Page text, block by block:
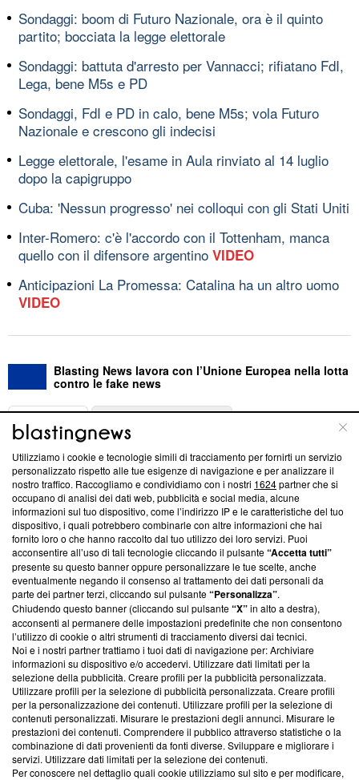
Sondaggi: boom di Futuro Nazionale, ora è il quinto
partito; bocciata la legge elettorale
Sondaggi: battuta d'arresto per Vannacci; rifiatano FdI,
Lega, bene M5s e PD
Sondaggi, FdI e PD in calo, bene M5s; vola Futuro
Nazionale e crescono gli indecisi
Legge elettorale, l'esame in Aula rinviato al 14 luglio
dopo la capigruppo
Cuba: 'Nessun progresso' nei colloqui con gli Stati Uniti
Inter-Romero: c'è l'accordo con il Tottenham, manca
quello con il difensore argentino VIDEO
Anticipazioni La Promessa: Catalina ha un altro uomo
VIDEO
Blasting News lavora con l’Unione Europea nella lotta
contro le fake news
ABOUT
Questa sezione offre informazioni trasparenti su Blasting
News, sui nostri processi editoriali e su come ci impegniamo a
creare news di qualità. Inoltre, afferma la nostra aderenza a
‘Trust Project - News with Integrity’Blasting News non è
ancora membro del programma, ma ha richiesto di farne
parte; Trust Project non ha ancora effettuato una verifica di
conformità agli standard.
Su di noi
Team editoriale
Corporate
Redazione
Informativa Privacy
Cookie Policy
Blasting SA, IDI CHE-247.845.224, Via Carlo Frasca, 3 - 6900
Utilizziamo i cookie e tecnologie simili di tracciamento per fornirti un servizio
personalizzato rispetto alle tue esigenze di navigazione e per analizzare il
nostro traffico. Raccogliamo e condividiamo con i nostri 1624partner che si
occupano di analisi dei dati web, pubblicità e social media, alcune
informazioni sul tuo dispositivo, come l’indirizzo IP e le caratteristiche del tuo
dispositivo, i quali potrebbero combinarle con altre informazioni che hai
fornito loro o che hanno raccolto dal tuo utilizzo dei loro servizi. Puoi
acconsentire all’uso di tali tecnologie cliccando il pulsante“Accetta tutti”
presente su questo banner oppure personalizzare le tue scelte, anche
eventualmente negando il consenso al trattamento dei dati personali da
parte dei partner terzi, cliccando sul pulsante“Personalizza”.
Chiudendo questo banner (cliccando sul pulsante“X”in alto a destra),
acconsenti al permanere delle impostazioni predefinite che non consentono
l’utilizzo di cookie o altri strumenti di tracciamento diversi dai tecnici.
Noi e i nostri partner trattiamo i tuoi dati di navigazione per: Archiviare
informazioni su dispositivo e/o accedervi. Utilizzare dati limitati per la
selezione della pubblicità. Creare profili per la pubblicità personalizzata.
Utilizzare profili per la selezione di pubblicità personalizzata. Creare profili
per la personalizzazione dei contenuti. Utilizzare profili per la selezione di
contenuti personalizzati. Misurare le prestazioni degli annunci. Misurare le
prestazioni dei contenuti. Comprendere il pubblico attraverso statistiche o la
combinazione di dati provenienti da fonti diverse. Sviluppare e migliorare i
servizi. Utilizzare dati limitati per la selezione dei contenuti.
Per conoscere nel dettaglio quali cookie utilizziamo sul sito e per modificare,